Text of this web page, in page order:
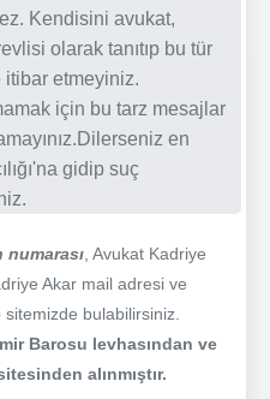
Kendisini avukat,
olarak tanıtıp bu tür
etmeyiniz.
için bu tarz mesajlar
en
gidip suç
, Avukat Kadriye
Akar mail adresi ve
bulabilirsiniz.
Barosu levhasından ve
alınmıştır.